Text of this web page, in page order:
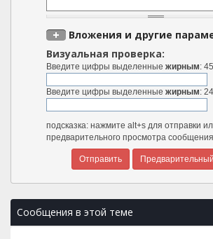
Вложения и другие
Визуальная проверка:
Введите цифры выделенныежирным:
Введите цифры выделенныежирным:
подсказка: нажмите alt+s для отправки
предварительного просмотра сообщения
Сообщения в этой теме